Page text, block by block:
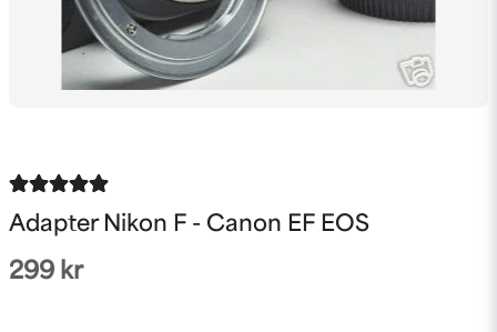
Adapter Nikon F - Canon EF EOS
299 kr